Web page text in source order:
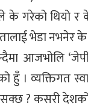
के गरेको
भेडा
आजभोलि
। व्यक्तिगत
? कसरी